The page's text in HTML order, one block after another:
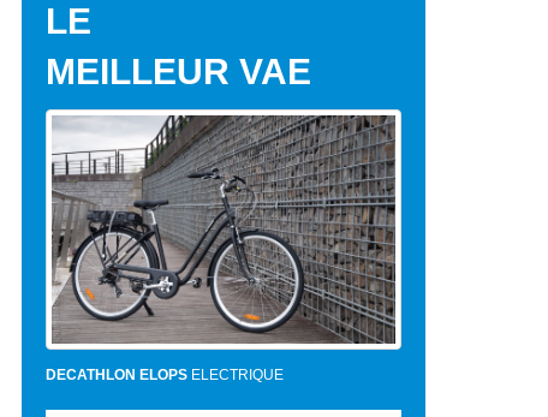
LE
MEILLEUR VAE
DECATHLON ELOPS ELECTRIQUE